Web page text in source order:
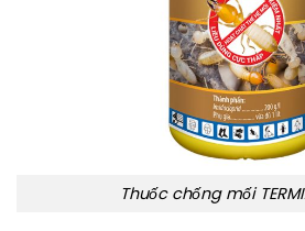
Thuốc chống mối